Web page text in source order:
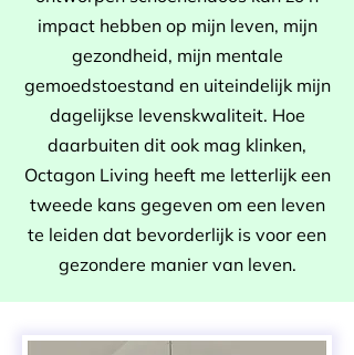
impact hebben op mijn leven, mijn
gezondheid, mijn mentale
gemoedstoestand en uiteindelijk mijn
dagelijkse levenskwaliteit. Hoe
daarbuiten dit ook mag klinken,
Octagon Living heeft me letterlijk een
tweede kans gegeven om een leven
te leiden dat bevorderlijk is voor een
gezondere manier van leven.